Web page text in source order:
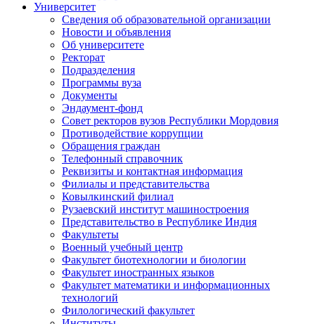
Университет
Сведения об образовательной организации
Новости и объявления
Об университете
Ректорат
Подразделения
Программы вуза
Документы
Эндаумент-фонд
Совет ректоров вузов Республики Мордовия
Противодействие коррупции
Обращения граждан
Телефонный справочник
Реквизиты и контактная информация
Филиалы и представительства
Ковылкинский филиал
Рузаевский институт машиностроения
Представительство в Республике Индия
Факультеты
Военный учебный центр
Факультет биотехнологии и биологии
Факультет иностранных языков
Факультет математики и информационных
технологий
Филологический факультет